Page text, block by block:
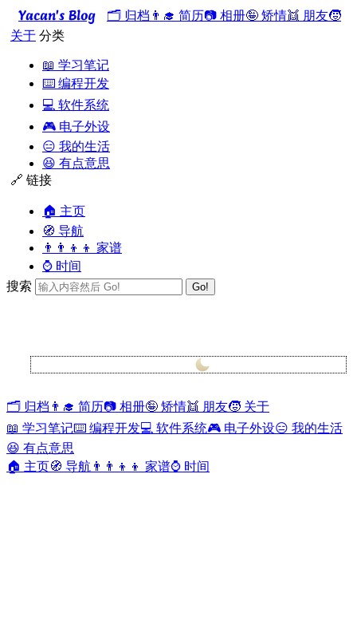
Yacan's Blog 🗂️ 归档 👨‍🎓 简历📷 相册🤪 矫情👯 朋友🧒
关于 分类
📖 学习笔记
⌨️ 编程开发
💻 软件系统
🎮 电子外设
😑 我的生活
😆 有点意思
🔗 链接
🏠 主页
🧭 导航
👨‍👨‍👦‍👦 家谱
⌚ 时间
搜索
Go!
🗂️ 归档 👨‍🎓 简历📷 相册🤪 矫情👯 朋友🧒 关于
📖 学习笔记⌨️ 编程开发💻 软件系统🎮 电子外设😑 我的生活
😆 有点意思
🏠 主页🧭 导航 👨‍👨‍👦‍👦 家谱⌚ 时间